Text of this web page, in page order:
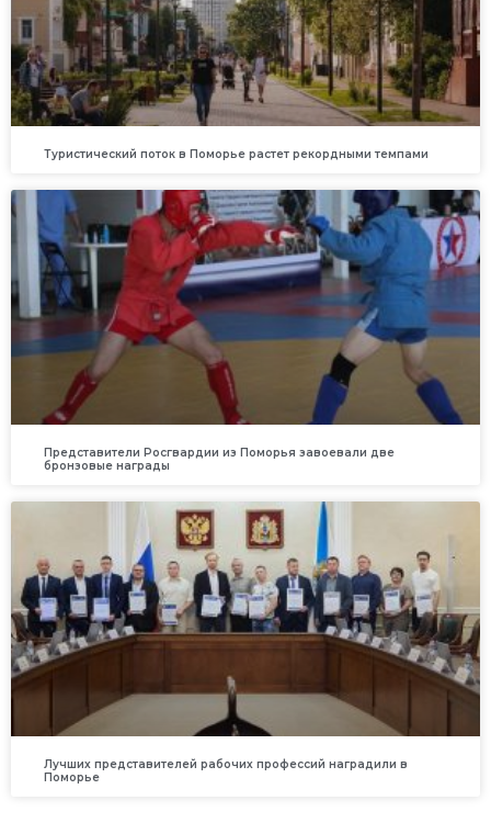
Туристический поток в Поморье растет рекордными темпами
Представители Росгвардии из Поморья завоевали две
бронзовые награды
Лучших представителей рабочих профессий наградили в
Поморье